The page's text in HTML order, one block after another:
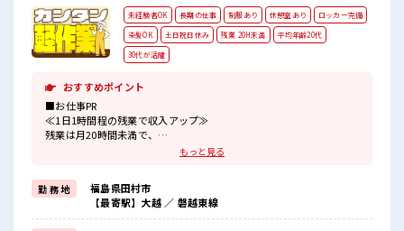
未経験者OK 長期の仕事 制服あり 休憩室あり
ロッカー完備
染髪OK
土日祝日休み 残業 20H未満
平均年齢20代
30代が活躍
おすすめポイント
■お仕事PR
≪1日1時間程の残業で収入アップ≫
残業は月20時間未満で、
週末は家族や友人と一緒にプライベート満喫！
≪モチベーションもUP≫
派手過ぎなければ髪型や髪色自由♪
(規定有)≪機能的な制服アリ≫
もっと見る
勤 務 地
福島県田村市
【最寄駅】大越 ／ 磐越東線